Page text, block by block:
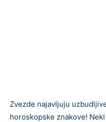
Zvezde najavljuju
horoskopske znakove!